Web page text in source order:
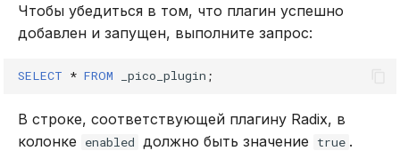
сортированных
множеств
bzmpop
bzpopmax
Чтобы убедиться в том, что плагин успешно
добавлен и запущен, выполните запрос:
SELECT * FROM _pico_plugin ;
В строке, соответствующей плагину Radix, в
колонке
enabled должно быть значение true .